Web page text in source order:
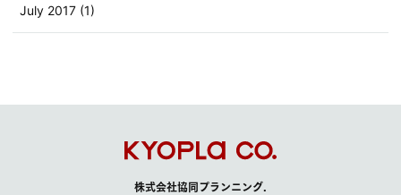
July 2017 (1)
株式会社協同プランニング.